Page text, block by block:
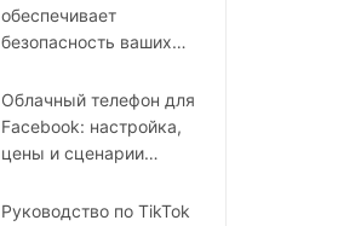
обеспечивает
безопасность ваших
Облачный телефон для
Facebook: настройка,
цены и сценарии
году
Руководство по TikTok